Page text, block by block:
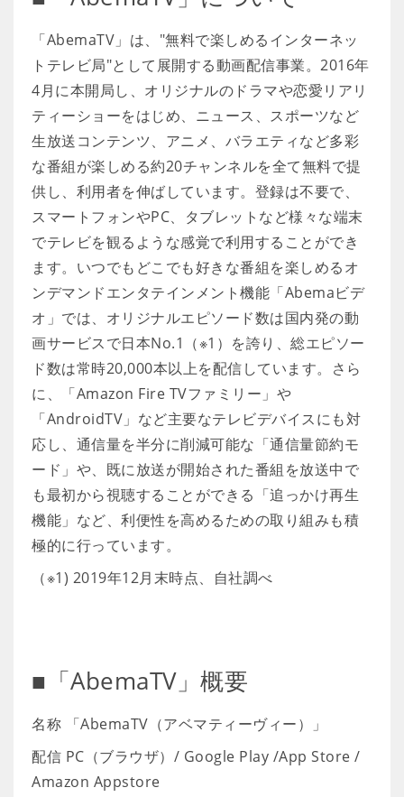
「AbemaTV」は、"無料で楽しめるインターネッ
トテレビ局"として展開する動画配信事業。2016年
4月に本開局し、オリジナルのドラマや恋愛リアリ
ティーショーをはじめ、ニュース、スポーツなど
生放送コンテンツ、アニメ、バラエティなど多彩
な番組が楽しめる約20チャンネルを全て無料で提
供し、利用者を伸ばしています。登録は不要で、
スマートフォンやPC、タブレットなど様々な端末
でテレビを観るような感覚で利用することができ
ます。いつでもどこでも好きな番組を楽しめるオ
ンデマンドエンタテインメント機能「Abemaビデ
オ」では、オリジナルエピソード数は国内発の動
画サービスで日本No.1（※1）を誇り、総エピソー
ド数は常時20,000本以上を配信しています。さら
に、「Amazon Fire TVファミリー」や
「AndroidTV」など主要なテレビデバイスにも対
応し、通信量を半分に削減可能な「通信量節約モ
ード」や、既に放送が開始された番組を放送中で
も最初から視聴することができる「追っかけ再生
機能」など、利便性を高めるための取り組みも積
極的に行っています。
（※1) 2019年12月末時点、自社調べ
■「AbemaTV」概要
名称 「AbemaTV（アベマティーヴィー）」
配信 PC（ブラウザ）/ Google Play /App Store /
Amazon Appstore